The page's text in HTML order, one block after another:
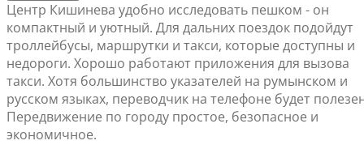
Центр Кишинева удобно исследовать пешком - он
компактный и уютный. Для дальних поездок подойдут
троллейбусы, маршрутки и такси, которые доступны и
недороги. Хорошо работают приложения для вызова
такси. Хотя большинство указателей на румынском и
русском языках, переводчик на телефоне будет
Передвижение по городу простое, безопасное и
экономичное.